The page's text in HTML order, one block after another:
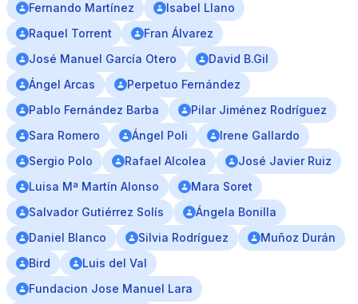
Fernando Martínez
Isabel Llano
Raquel Torrent
Fran Álvarez
José Manuel García Otero
David B.Gil
Ángel Arcas
Perpetuo Fernández
Pablo Fernández Barba
Pilar Jiménez Rodríguez
Sara Romero
Ángel Poli
Irene Gallardo
Sergio Polo
Rafael Alcolea
José Javier Ruiz
Luisa Mª Martín Alonso
Mara Soret
Salvador Gutiérrez Solís
Ángela Bonilla
Daniel Blanco
Silvia Rodríguez
Muñoz Durán
Bird
Luis del Val
Fundacion Jose Manuel Lara